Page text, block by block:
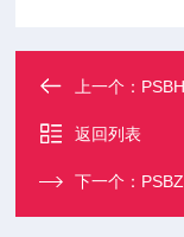
上一个：
返回列表
下一个：